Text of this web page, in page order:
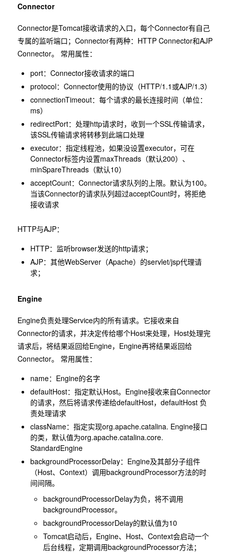
Connector
Connector是Tomcat接收请求的入口，每个Connector有自己
专属的监听端口；Connector有两种：HTTP Connector和AJP
Connector。 常用属性：
port：Connector接收请求的端口
protocol：Connector使用的协议（HTTP/1.1或AJP/1.3）
connectionTimeout：每个请求的最长连接时间（单位：
ms）
redirectPort：处理http请求时，收到一个SSL传输请求，
该SSL传输请求将转移到此端口处理
executor：指定线程池，如果没设置executor，可在
Connector标签内设置maxThreads（默认200）、
minSpareThreads（默认10）
acceptCount：Connector请求队列的上限。默认为100。
当该Connector的请求队列超过acceptCount时，将拒绝
接收请求
HTTP与AJP：
HTTP：监听browser发送的http请求；
AJP：其他WebServer（Apache）的servlet/jsp代理请
求；
Engine
Engine负责处理Service内的所有请求。它接收来自
Connector的请求，并决定传给哪个Host来处理，Host处理完
请求后，将结果返回给Engine，Engine再将结果返回给
Connector。 常用属性：
name：Engine的名字
defaultHost：指定默认Host。Engine接收来自Connector
的请求，然后将请求传递给defaultHost，defaultHost 负
责处理请求
className：指定实现org.apache.catalina. Engine接口
的类，默认值为org.apache.catalina.core.
StandardEngine
backgroundProcessorDelay：Engine及其部分子组件
（Host、Context）调用backgroundProcessor方法的时
间间隔。
backgroundProcessorDelay为负，将不调用
backgroundProcessor。
backgroundProcessorDelay的默认值为10
Tomcat启动后，Engine、Host、Context会启动一个
后台线程，定期调用backgroundProcessor方法；